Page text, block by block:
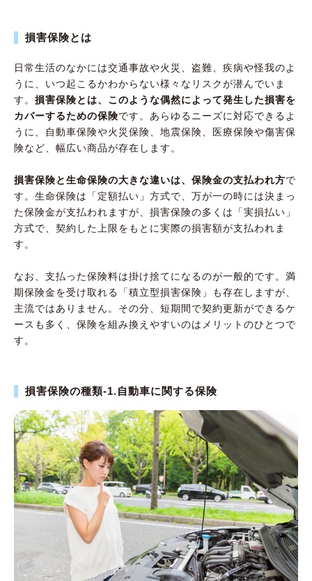
損害保険とは
日常生活のなかには交通事故や火災、盗難、疾病や怪我のよ
うに、いつ起こるかわからない様々なリスクが潜んでいま
す。 損害保険とは、このような偶然によって発生した損害を
カバーするための保険です。あらゆるニーズに対応できるよ
うに、自動車保険や火災保険、地震保険、医療保険や傷害保
険など、幅広い商品が存在します。
損害保険と生命保険の大きな違いは、保険金の支払われ方で
す。生命保険は「定額払い」方式で、万が一の時には決まっ
た保険金が支払われますが、損害保険の多くは「実損払い」
方式で、契約した上限をもとに実際の損害額が支払われま
す。
なお、支払った保険料は掛け捨てになるのが一般的です。満
期保険金を受け取れる「積立型損害保険」も存在しますが、
主流ではありません。その分、短期間で契約更新ができるケ
ースも多く、保険を組み換えやすいのはメリットのひとつで
す。
損害保険の種類-1.自動車に関する保険